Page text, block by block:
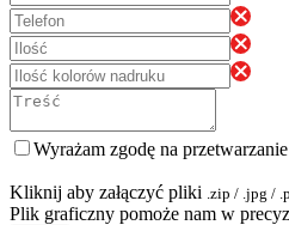
Wyrażam zgodę na
Kliknij aby załączyć pliki .zip / .jpg /
Plik graficzny pomoże nam w